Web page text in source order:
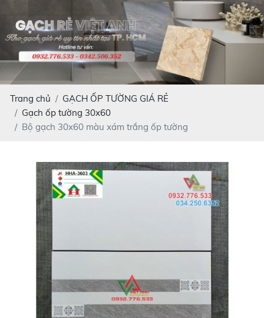
Trang chủ
GẠCH ỐP TƯỜNG GIÁ RẺ
Gạch ốp tường 30x60
Bộ gạch 30x60 màu xám trắng ốp tường